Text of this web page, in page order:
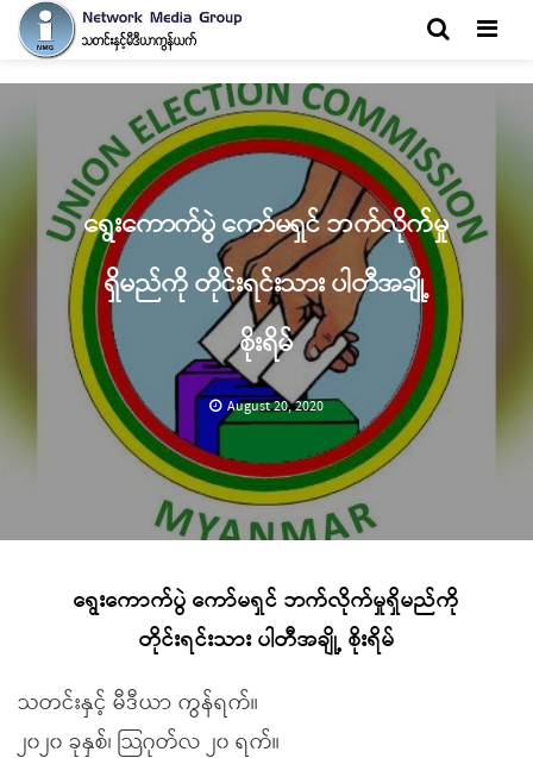
ရွေးကောက်ပွဲ ကော်မရှင် ဘက်လိုက်မှု
ရှိမည်ကို တိုင်းရင်းသား ပါတီအချို့
စိုးရိမ်
August 20, 2020
ရွေးကောက်ပွဲ ကော်မရှင် ဘက်လိုက်မှုရှိမည်ကို
တိုင်းရင်းသား ပါတီအချို့ စိုးရိမ်
သတင်းနှင့် မီဒီယာ ကွန်ရက်။
၂၀၂၀ ခုနှစ်၊ သြဂုတ်လ ၂၀ ရက်။